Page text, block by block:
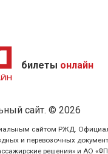
билеты онлайн
сайт. © 2026
сайтом РЖД.
и перевозочных
решения» и АО